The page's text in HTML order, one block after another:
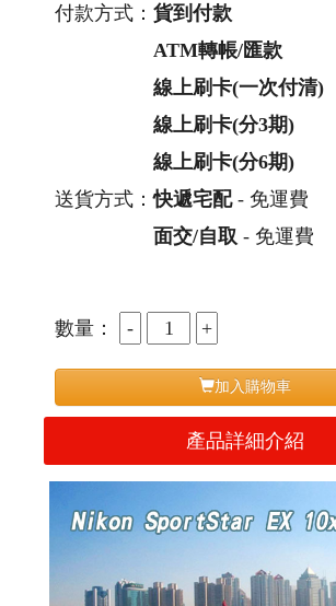
付款方式： 貨到付款
ATM轉帳/匯款
線上刷卡(一次付清)
線上刷卡(分3期)
線上刷卡(分6期)
送貨方式：快遞宅配- 免運費
面交/自取 - 免運費
數量：
加入購物車
產品詳細介紹